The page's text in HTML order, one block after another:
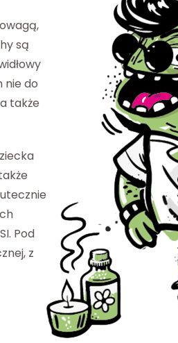
są
nie do
także
Pod
z